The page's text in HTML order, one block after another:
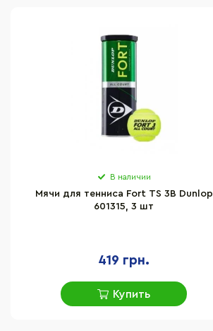
В наличии
Мячи для тенниса Fort TS 3B Dunlop
601315, 3 шт
419 грн.
Купить